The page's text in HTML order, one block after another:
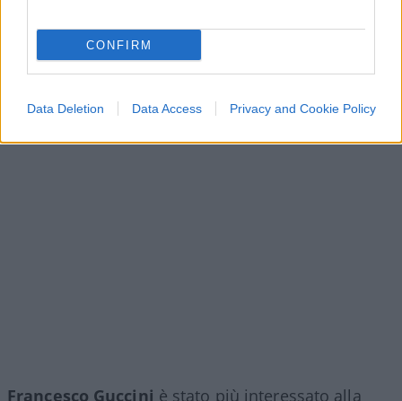
CONFIRM
Data Deletion Data Access Privacy and Cookie Policy
Francesco Guccini è stato più interessato alla